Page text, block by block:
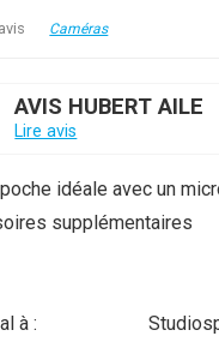
Caméras
AVIS HUBERT AILE
Lire avis
idéale avec un
supplémentaires
à :